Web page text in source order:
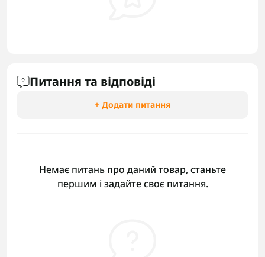
Питання та відповіді
+ Додати питання
Немає питань про даний товар, станьте
першим і задайте своє питання.